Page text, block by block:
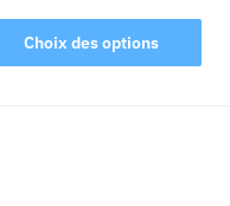
produit
Choix des options
produit
a